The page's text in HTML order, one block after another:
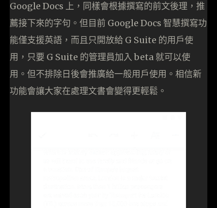
Google Docs 上，同樣會根據撰寫的前文後理，推
薦接下來的字句。但目前 Google Docs 智慧撰寫功
能僅支援英語，而且只開放給 G Suite 的用戶使
用，只要 G Suite 的管理員加入 beta 就可以使
用。但不排除日後會推廣給一般用戶使用。相信新
功能會讓大家在處理文書會變得更輕鬆。